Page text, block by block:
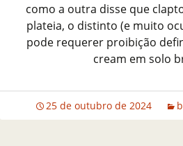
como a outra disse que
plateia, o distinto (e muito
pode requerer proibição
cream em solo
25 de outubro de 2024